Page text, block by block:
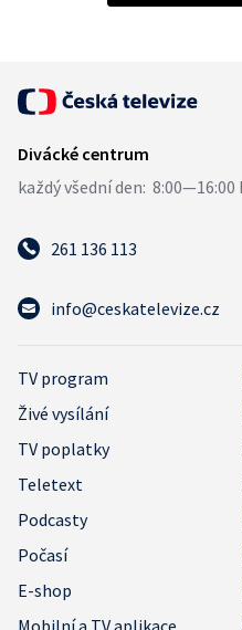
261 136 113
info@ceskatelevize.cz
TV program
Živé vysílání
TV poplatky
Teletext
Podcasty
Počasí
E-shop